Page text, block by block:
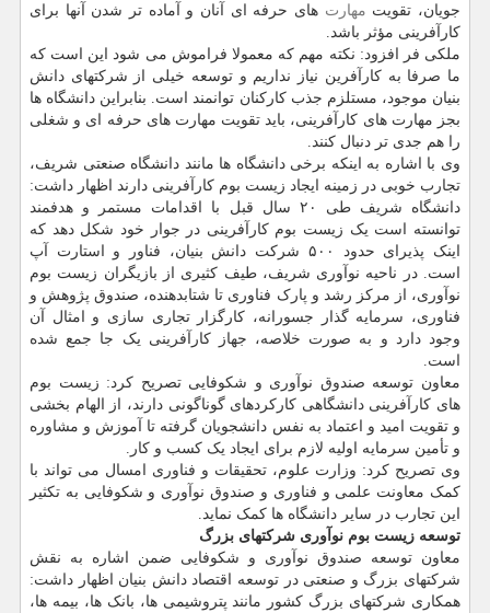
جویان، تقویت مهارت های حرفه ای آنان و آماده تر شدن آنها برای
کارآفرینی مؤثر باشد.
ملکی فر افزود: نکته مهم که معمولا فراموش می شود این است که
ما صرفا به کارآفرین نیاز نداریم و توسعه خیلی از شرکتهای دانش
بنیان موجود، مستلزم جذب کارکنان توانمند است. بنابراین دانشگاه ها
بجز مهارت های کارآفرینی، باید تقویت مهارت های حرفه ای و شغلی
را هم جدی تر دنبال کنند.
وی با اشاره به اینکه برخی دانشگاه ها مانند دانشگاه صنعتی شریف،
تجارب خوبی در زمینه ایجاد زیست بوم کارآفرینی دارند اظهار داشت:
دانشگاه شریف طی ۲۰ سال قبل با اقدامات مستمر و هدفمند
توانسته است یک زیست بوم کارآفرینی در جوار خود شکل دهد که
اینک پذیرای حدود ۵۰۰ شرکت دانش بنیان، فناور و استارت آپ
است. در ناحیه نوآوری شریف، طیف کثیری از بازیگران زیست بوم
نوآوری، از مرکز رشد و پارک فناوری تا شتابدهنده، صندوق پژوهش و
فناوری، سرمایه گذار جسورانه، کارگزار تجاری سازی و امثال آن
وجود دارد و به صورت خلاصه، جهاز کارآفرینی یک جا جمع شده
است.
معاون توسعه صندوق نوآوری و شکوفایی تصریح کرد: زیست بوم
های کارآفرینی دانشگاهی کارکردهای گوناگونی دارند، از الهام بخشی
و تقویت امید و اعتماد به نفس دانشجویان گرفته تا آموزش و مشاوره
و تأمین سرمایه اولیه لازم برای ایجاد یک کسب و کار.
وی تصریح کرد: وزارت علوم، تحقیقات و فناوری امسال می تواند با
کمک معاونت علمی و فناوری و صندوق نوآوری و شکوفایی به تکثیر
این تجارب در سایر دانشگاه ها کمک نماید.
توسعه زیست بوم نوآوری شرکتهای بزرگ
معاون توسعه صندوق نوآوری و شکوفایی ضمن اشاره به نقش
شرکتهای بزرگ و صنعتی در توسعه اقتصاد دانش بنیان اظهار داشت:
همکاری شرکتهای بزرگ کشور مانند پتروشیمی ها، بانک ها، بیمه ها،